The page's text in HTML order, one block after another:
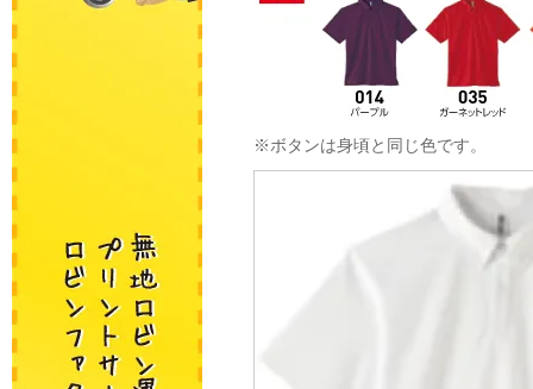
※ボタンは身頃と同じ色です。